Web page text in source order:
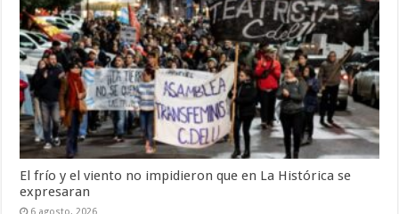
El frío y el viento no impidieron que en La Histórica se
expresaran